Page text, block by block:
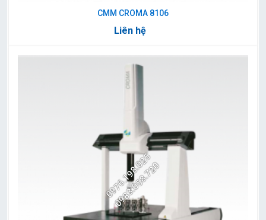
CMM CROMA 8106
Liên hệ
0976.198.025
0983.058.720